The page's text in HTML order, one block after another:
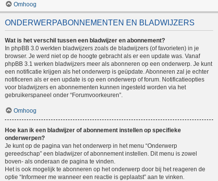
Omhoog
ONDERWERPABONNEMENTEN EN BLADWIJZERS
Wat is het verschil tussen een bladwijzer en abonnement?
In phpBB 3.0 werkten bladwijzers zoals de bladwijzers (of favorieten) in je
browser. Je werd niet op de hoogte gebracht als er een update was. Vanaf
phpBB 3.1 werken bladwijzers meer als abonneren op een onderwerp. Je kunt
een notificatie krijgen als het onderwerp is geüpdate. Abonneren zal je echter
notificeren als er een update is op een onderwerp of forum. Notificatieopties
voor bladwijzers en abonnementen kunnen ingesteld worden via het
gebruikerspaneel onder “Forumvoorkeuren”.
Omhoog
Hoe kan ik een bladwijzer of abonnement instellen op specifieke
onderwerpen?
Je kunt op de pagina van het onderwerp in het menu “Onderwerp
gereedschap” een bladwijzer of abonnement instellen. Dit menu is zowel
boven- als onderaan de pagina te vinden.
Het is ook mogelijk te abonneren op het onderwerp door bij het reageren de
optie “Informeer me wanneer een reactie is geplaatst” aan te vinken.